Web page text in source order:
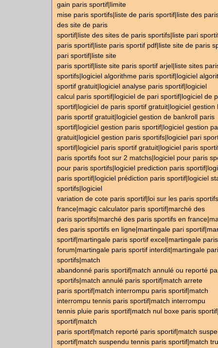
gain paris sportif|limite
mise paris sportifs|liste de paris sportif|liste des
des site de paris
sportif|liste des sites de paris sportifs|liste pari
paris sportif|liste paris sportif pdf|liste site de paris
pari sportif|liste site
paris sportif|liste site paris sportif arjel|liste sites
sportifs|logiciel algorithme paris sportif|logiciel
sportif gratuit|logiciel analyse paris sportif|logiciel
calcul paris sportif|logiciel de pari sportif|logiciel de
sportif|logiciel de paris sportif gratuit|logiciel gestion
paris sportif gratuit|logiciel gestion de bankroll paris
sportif|logiciel gestion paris sportif|logiciel gestion
gratuit|logiciel gestion paris sportifs|logiciel pari
sportif|logiciel paris sportif gratuit|logiciel paris
paris sportifs foot sur 2 matchs|logiciel pour paris
pour paris sportifs|logiciel prediction paris
paris sportif|logiciel prédiction paris sportif|logiciel
sportifs|logiciel
variation de cote paris sportif|loi sur les paris
france|magic calculator paris sportif|marché des
paris sportifs|marché des paris sportifs en
des paris sportifs en ligne|martingale pari
sportif|martingale paris sportif excel|martingale
forum|martingale paris sportif interdit|martingale
sportifs|match
abandonné paris sportif|match annulé ou reporté
sportifs|match annulé paris sportif|match arrete
paris sportif|match interrompu paris sportif|match
interrompu tennis paris sportif|match interrompu
tennis pluie paris sportif|match nul boxe paris
sportif|match
paris sportif|match reporté paris sportif|match
sportif|match suspendu tennis paris sportif|match